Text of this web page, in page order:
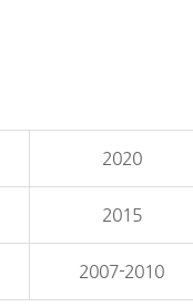
2020
2015
2007-2010